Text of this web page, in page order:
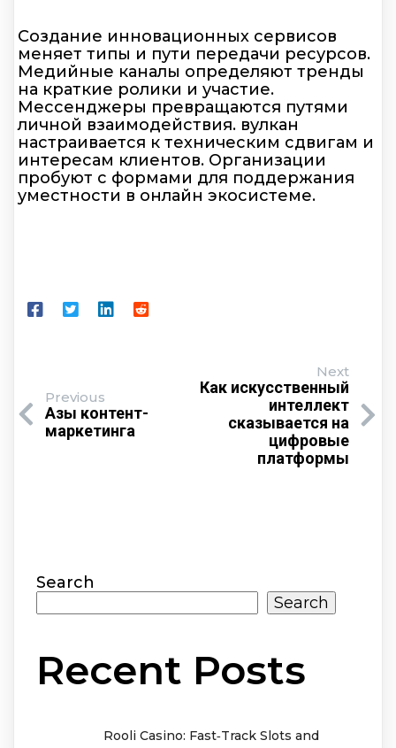
Создание инновационных сервисов
меняет типы и пути передачи ресурсов.
Медийные каналы определяют тренды
на краткие ролики и участие.
Мессенджеры превращаются путями
личной взаимодействия. вулкан
настраивается к техническим сдвигам и
интересам клиентов. Организации
пробуют с формами для поддержания
уместности в онлайн экосистеме.
Previous
Азы контент-
маркетинга
Next
Как искусственный
интеллект
сказывается на
цифровые
платформы
Search
Search
Recent Posts
Rooli Casino: Fast‑Track Slots and